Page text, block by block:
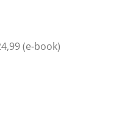
(e-book)